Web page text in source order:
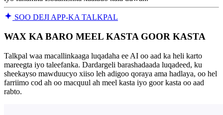
SOO DEJI APP-KA TALKPAL
WAX KA BARO MEEL KASTA GOOR KASTA
Talkpal waa macallinkaaga luqadaha ee AI oo aad ka heli karto
mareegta iyo taleefanka. Dardargeli barashadaada luqadeed, ku
sheekayso mawduucyo xiiso leh adigoo qoraya ama hadlaya, oo hel
farriimo cod ah oo macquul ah meel kasta iyo goor kasta oo aad
rabto.